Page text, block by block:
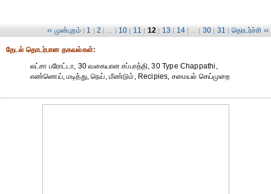
‹‹ முன்புறம் | 1 | 2 | ... | 10 | 11 | 12 | 13 | 14 | ... | 30 | 31 | தொடர்ச்சி ››
தேட‌ல் தொட‌ர்பான தகவ‌ல்க‌ள்:
லட்சா பரோட்டா, 30 வகையான சப்பாத்தி, 30 Type Chappathi,
எண்ணெய், மடித்து, நெய், மீண்டும், Recipies, சமையல் செய்முறை